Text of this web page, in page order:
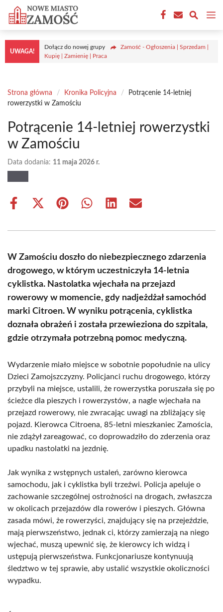
Przejdź
treści
UWAGA!
Dołącz do nowej grupy
Zamość - Ogłoszenia | Sprzedam |
Kupię | Zamienię | Praca
Strona główna / Kronika Policyjna /
Potrącenie 14-letniej
rowerzystki w Zamościu
Potrącenie 14-letniej rowerzystki
w Zamościu
Data dodania: 11 maja 2026 r.
Share
Share
(Twitter)
Share Share Share Share
W Zamościu doszło do niebezpiecznego zdarzenia
drogowego, w którym uczestniczyła 14-letnia
cyklistka. Nastolatka wjechała na przejazd
rowerowy w momencie, gdy nadjeżdżał samochód
marki Citroen. W wyniku potrącenia, cyklistka
doznała obrażeń i została przewieziona do szpitala,
gdzie otrzymała potrzebną pomoc medyczną.
Wydarzenie miało miejsce w sobotnie popołudnie na ulicy
Dzieci Zamojszczyzny. Policjanci ruchu drogowego, którzy
przybyli na miejsce, ustalili, że rowerzystka poruszała się po
ścieżce dla pieszych i rowerzystów, a nagle wjechała na
przejazd rowerowy, nie zwracając uwagi na zbliżający się
pojazd. Kierowca Citroena, 85-letni mieszkaniec Zamościa,
nie zdążył zareagować, co doprowadziło do zderzenia oraz
upadku nastolatki na jezdnię.
Jak wynika z wstępnych ustaleń, zarówno kierowca
samochodu, jak i cyklistka byli trzeźwi. Policja apeluje o
zachowanie szczególnej ostrożności na drogach, zwłaszcza
w okolicach przejazdów dla rowerów i pieszych. Główna
zasada mówi, że rowerzyści, znajdujący się na przejeździe,
mają pierwszeństwo, jednak ci, którzy zamierzają na niego
wjechać, muszą upewnić się, że kierowcy ich widzą i
ustępują pierwszeństwa. Funkcjonariusze kontynuują
śledztwo w tej sprawie, aby ustalić wszystkie okoliczności
wypadku.